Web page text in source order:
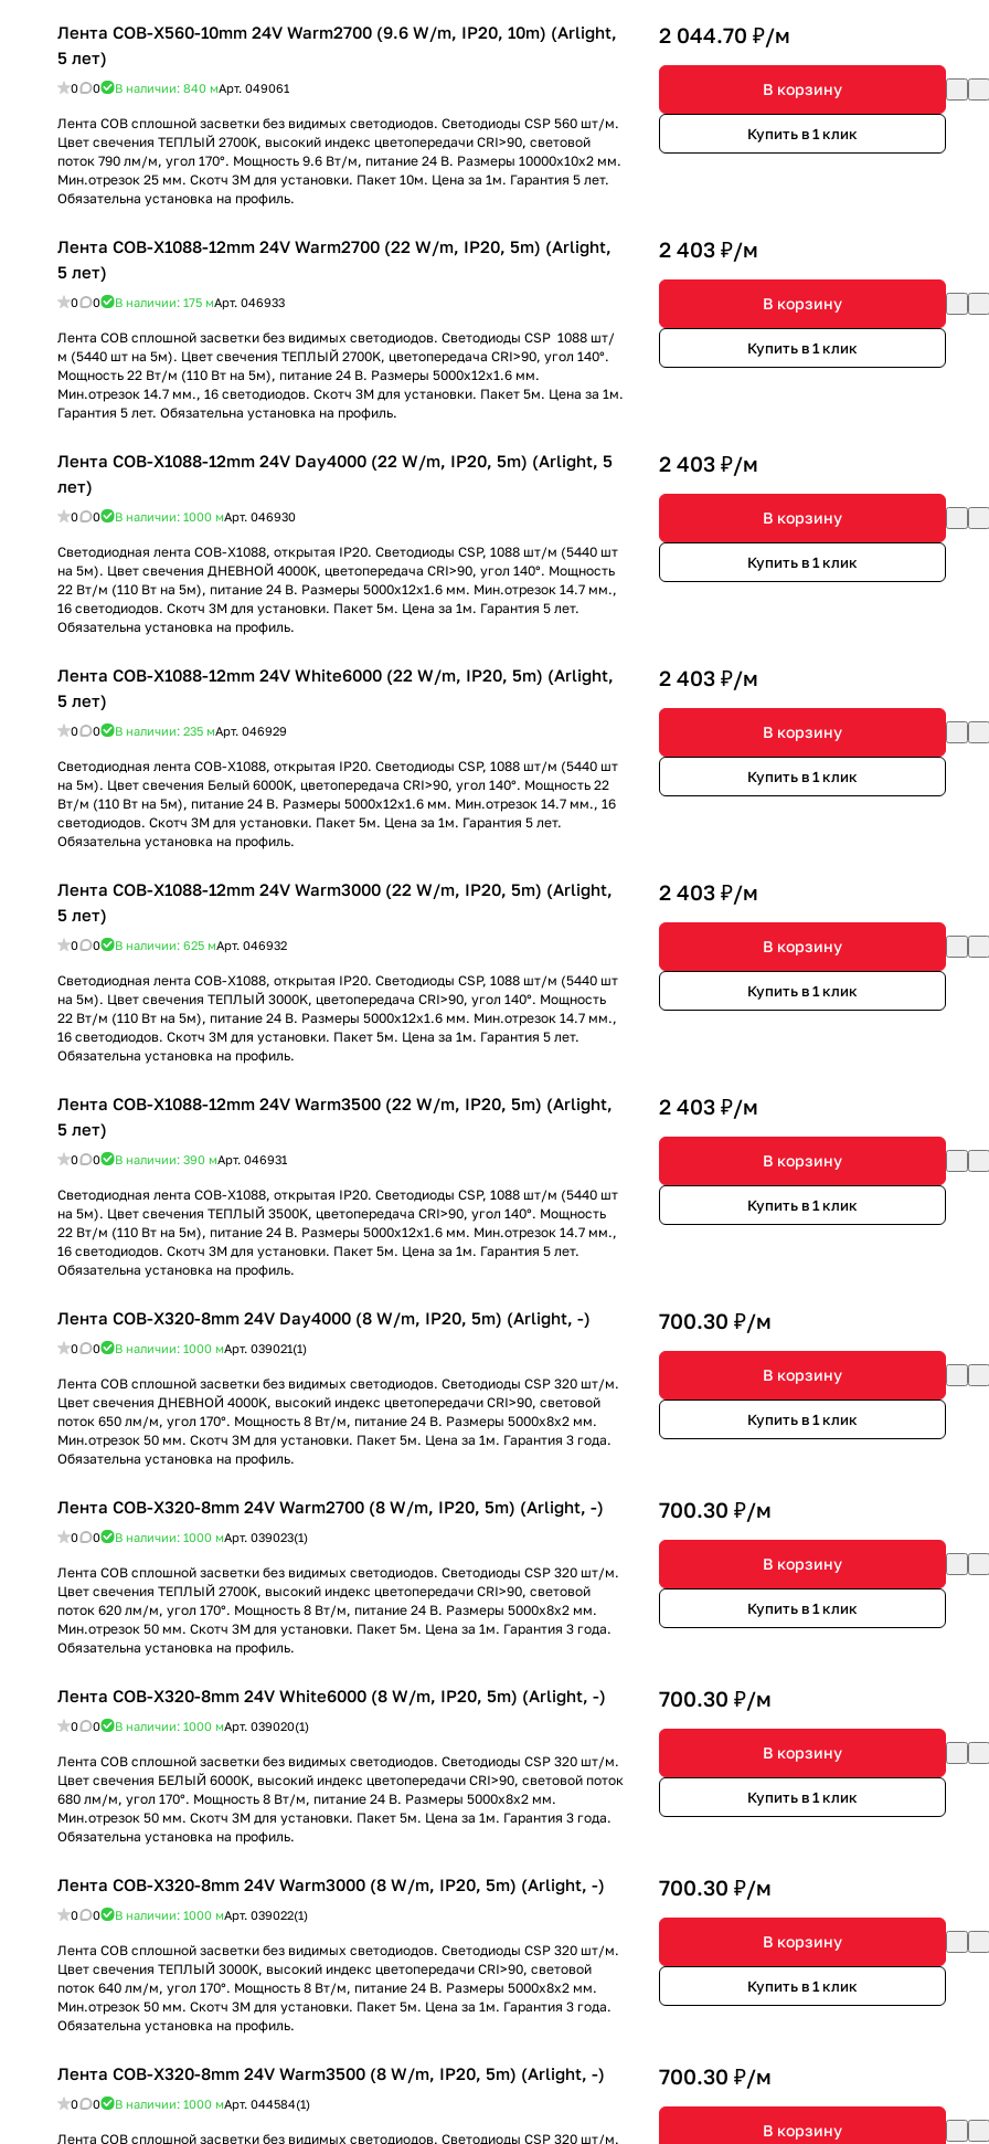
Лента COB-X560-10mm 24V Warm2700 (9.6 W/m, IP20, 10m) (Arlight,
5 лет)
0 0 В наличии: 840 мАрт. 049061
Лента COB сплошной засветки без видимых светодиодов. Светодиоды CSP 560 шт/м.
Цвет свечения ТЕПЛЫЙ 2700K, высокий индекс цветопередачи CRI>90, световой
поток 790 лм/м, угол 170°. Мощность 9.6 Вт/м, питание 24 В. Размеры 10000х10х2 мм.
Мин.отрезок 25 мм. Скотч 3М для установки. Пакет 10м. Цена за 1м. Гарантия 5 лет.
Обязательна установка на профиль.
2 044.70 ₽/м
В корзину
Купить в 1 клик
Лента COB-X1088-12mm 24V Warm2700 (22 W/m, IP20, 5m) (Arlight,
5 лет)
0 0 В наличии: 175 мАрт. 046933
Лента COB сплошной засветки без видимых светодиодов. Светодиоды CSP 1088 шт/
м (5440 шт на 5м). Цвет свечения ТЕПЛЫЙ 2700K, цветопередача CRI>90, угол 140°.
Мощность 22 Вт/м (110 Вт на 5м), питание 24 В. Размеры 5000х12х1.6 мм.
Мин.отрезок 14.7 мм., 16 светодиодов. Скотч 3М для установки. Пакет 5м. Цена за 1м.
Гарантия 5 лет. Обязательна установка на профиль.
2 403 ₽/м
В корзину
Купить в 1 клик
Лента COB-X1088-12mm 24V Day4000 (22 W/m, IP20, 5m) (Arlight, 5
лет)
0 0 В наличии: 1000 мАрт. 046930
Светодиодная лента COB-X1088, открытая IP20. Светодиоды CSP, 1088 шт/м (5440 шт
на 5м). Цвет свечения ДНЕВНОЙ 4000K, цветопередача CRI>90, угол 140°. Мощность
22 Вт/м (110 Вт на 5м), питание 24 В. Размеры 5000х12х1.6 мм. Мин.отрезок 14.7 мм.,
16 светодиодов. Скотч 3М для установки. Пакет 5м. Цена за 1м. Гарантия 5 лет.
Обязательна установка на профиль.
2 403 ₽/м
В корзину
Купить в 1 клик
Лента COB-X1088-12mm 24V White6000 (22 W/m, IP20, 5m) (Arlight,
5 лет)
0 0 В наличии: 235 мАрт. 046929
Светодиодная лента COB-X1088, открытая IP20. Светодиоды CSP, 1088 шт/м (5440 шт
на 5м). Цвет свечения Белый 6000K, цветопередача CRI>90, угол 140°. Мощность 22
Вт/м (110 Вт на 5м), питание 24 В. Размеры 5000х12х1.6 мм. Мин.отрезок 14.7 мм., 16
светодиодов. Скотч 3М для установки. Пакет 5м. Цена за 1м. Гарантия 5 лет.
Обязательна установка на профиль.
2 403 ₽/м
В корзину
Купить в 1 клик
Лента COB-X1088-12mm 24V Warm3000 (22 W/m, IP20, 5m) (Arlight,
5 лет)
0 0 В наличии: 625 мАрт. 046932
Светодиодная лента COB-X1088, открытая IP20. Светодиоды CSP, 1088 шт/м (5440 шт
на 5м). Цвет свечения ТЕПЛЫЙ 3000K, цветопередача CRI>90, угол 140°. Мощность
22 Вт/м (110 Вт на 5м), питание 24 В. Размеры 5000х12х1.6 мм. Мин.отрезок 14.7 мм.,
16 светодиодов. Скотч 3М для установки. Пакет 5м. Цена за 1м. Гарантия 5 лет.
Обязательна установка на профиль.
2 403 ₽/м
В корзину
Купить в 1 клик
Лента COB-X1088-12mm 24V Warm3500 (22 W/m, IP20, 5m) (Arlight,
5 лет)
0 0 В наличии: 390 мАрт. 046931
Светодиодная лента COB-X1088, открытая IP20. Светодиоды CSP, 1088 шт/м (5440 шт
на 5м). Цвет свечения ТЕПЛЫЙ 3500K, цветопередача CRI>90, угол 140°. Мощность
22 Вт/м (110 Вт на 5м), питание 24 В. Размеры 5000х12х1.6 мм. Мин.отрезок 14.7 мм.,
16 светодиодов. Скотч 3М для установки. Пакет 5м. Цена за 1м. Гарантия 5 лет.
Обязательна установка на профиль.
2 403 ₽/м
В корзину
Купить в 1 клик
Лента COB-X320-8mm 24V Day4000 (8 W/m, IP20, 5m) (Arlight, -)
0 0 В наличии: 1000 мАрт. 039021(1)
Лента COB сплошной засветки без видимых светодиодов. Светодиоды CSP 320 шт/м.
Цвет свечения ДНЕВНОЙ 4000K, высокий индекс цветопередачи CRI>90, световой
поток 650 лм/м, угол 170°. Мощность 8 Вт/м, питание 24 В. Размеры 5000х8х2 мм.
Мин.отрезок 50 мм. Скотч 3М для установки. Пакет 5м. Цена за 1м. Гарантия 3 года.
Обязательна установка на профиль.
700.30 ₽/м
В корзину
Купить в 1 клик
Лента COB-X320-8mm 24V Warm2700 (8 W/m, IP20, 5m) (Arlight, -)
0 0 В наличии: 1000 мАрт. 039023(1)
Лента COB сплошной засветки без видимых светодиодов. Светодиоды CSP 320 шт/м.
Цвет свечения ТЕПЛЫЙ 2700K, высокий индекс цветопередачи CRI>90, световой
поток 620 лм/м, угол 170°. Мощность 8 Вт/м, питание 24 В. Размеры 5000х8х2 мм.
Мин.отрезок 50 мм. Скотч 3М для установки. Пакет 5м. Цена за 1м. Гарантия 3 года.
Обязательна установка на профиль.
700.30 ₽/м
В корзину
Купить в 1 клик
Лента COB-X320-8mm 24V White6000 (8 W/m, IP20, 5m) (Arlight, -)
0 0 В наличии: 1000 мАрт. 039020(1)
Лента COB сплошной засветки без видимых светодиодов. Светодиоды CSP 320 шт/м.
Цвет свечения БЕЛЫЙ 6000K, высокий индекс цветопередачи CRI>90, световой поток
680 лм/м, угол 170°. Мощность 8 Вт/м, питание 24 В. Размеры 5000х8х2 мм.
Мин.отрезок 50 мм. Скотч 3М для установки. Пакет 5м. Цена за 1м. Гарантия 3 года.
Обязательна установка на профиль.
700.30 ₽/м
В корзину
Купить в 1 клик
Лента COB-X320-8mm 24V Warm3000 (8 W/m, IP20, 5m) (Arlight, -)
0 0 В наличии: 1000 мАрт. 039022(1)
Лента COB сплошной засветки без видимых светодиодов. Светодиоды CSP 320 шт/м.
Цвет свечения ТЕПЛЫЙ 3000K, высокий индекс цветопередачи CRI>90, световой
поток 640 лм/м, угол 170°. Мощность 8 Вт/м, питание 24 В. Размеры 5000х8х2 мм.
Мин.отрезок 50 мм. Скотч 3М для установки. Пакет 5м. Цена за 1м. Гарантия 3 года.
Обязательна установка на профиль.
700.30 ₽/м
В корзину
Купить в 1 клик
Лента COB-X320-8mm 24V Warm3500 (8 W/m, IP20, 5m) (Arlight, -)
0 0 В наличии: 1000 мАрт. 044584(1)
Лента COB сплошной засветки без видимых светодиодов. Светодиоды CSP 320 шт/м.
700.30 ₽/м
В корзину